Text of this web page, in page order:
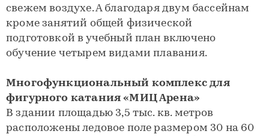
свежем воздухе. А благодаря двум бассейнам
кроме занятий общей физической
подготовкой в учебный план включено
обучение четырем видами плавания.
Многофункциональный комплекс для
фигурного катания «МИЦ Арена»
В здании площадью 3,5 тыс. кв. метров
расположены ледовое поле размером 30 на 60